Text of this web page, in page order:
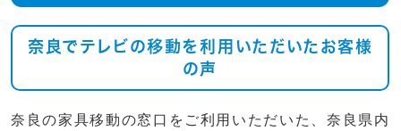
奈良でテレビの移動を利用いただいたお客様
の声
奈良の家具移動の窓口をご利用いただいた、奈良県内